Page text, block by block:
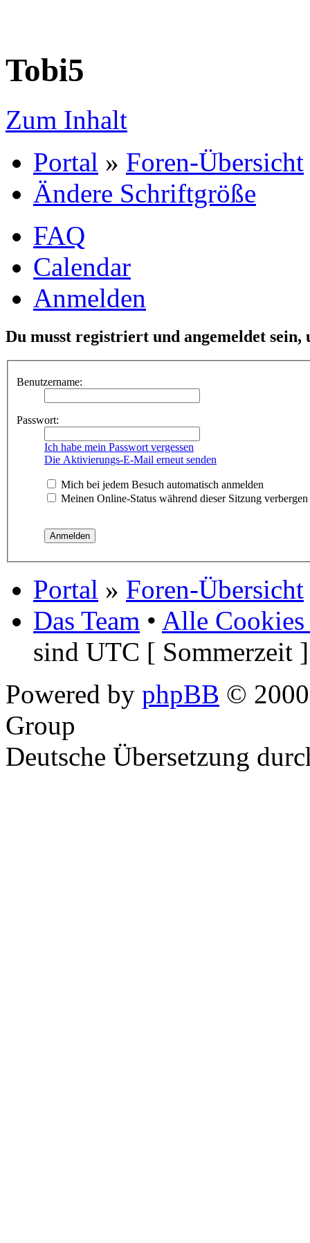
Tobi5
Zum Inhalt
Portal » Foren-Übersicht
Ändere Schriftgröße
FAQ
Calendar
Anmelden
Du musst registriert und angemeldet
Benutzername:
Passwort:
Ich habe mein Passwort vergessen
Die Aktivierungs-E-Mail erneut senden
Mich bei jedem Besuch automatisch anmelden
Meinen Online-Status während dieser Sitzung verbergen
Portal » Foren-Übersicht
Das Team • Alle Cookies
sind UTC [ Sommerzeit ]
Powered by phpBB ©
Group
Deutsche Übersetzung